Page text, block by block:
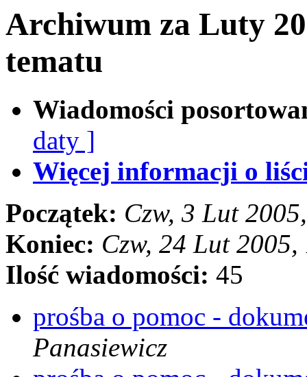
Archiwum za Luty
tematu
Wiadomości
daty ]
Więcej informacji o
Początek: Czw, 3 Lut
Koniec: Czw, 24 Lut
Ilość wiadomości: 45
prośba o pomoc -
Panasiewicz